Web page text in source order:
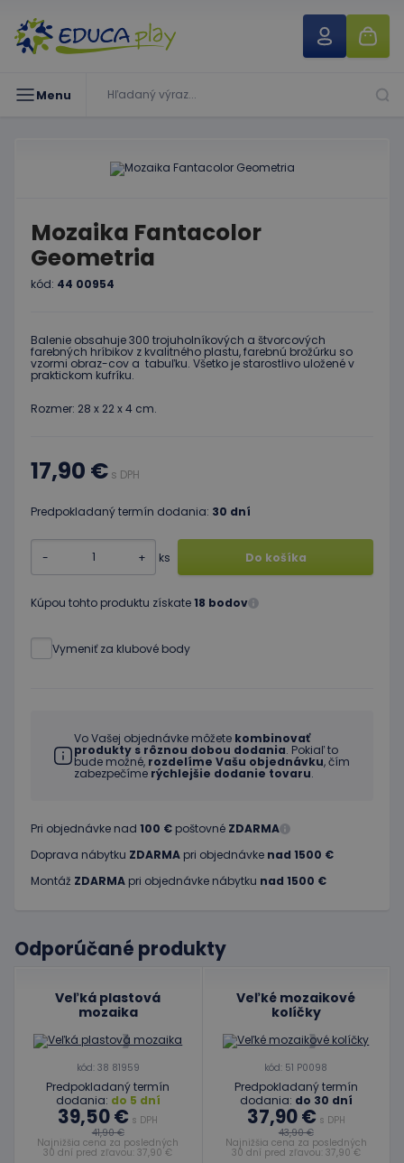
Menu
Mozaika Fantacolor
Geometria
kód: 44 00954
Balenie obsahuje 300 trojuholníkových a štvorcových
farebných hríbikov z kvalitného plastu, farebnú brožúrku so
vzormi obraz-cov a tabuľku. Všetko je starostlivo uložené v
praktickom kufríku.
Rozmer: 28 x 22 x 4 cm.
17,90 € s DPH
Predpokladaný termín dodania: 30 dní
- + ks Do košíka
Kúpou tohto produktu získate18 bodov
Vymeniť za klubové body
Vo Vašej objednávke môžete kombinovať
produkty s rôznou dobou dodania. Pokiaľ to
bude možné, rozdelíme Vašu objednávku, čím
zabezpečíme rýchlejšie dodanie tovaru.
Pri objednávke nad 100 € poštovné ZDARMA
Doprava nábytku ZDARMA pri objednávke nad 1500 €
Montáž ZDARMA pri objednávke nábytku nad 1500 €
Odporúčané produkty
Veľká plastová
mozaika
kód: 38 81959
Predpokladaný termín
dodania: do 5 dní
39,50 € s DPH
41,90 €
Najnižšia cena za posledných
30 dní pred zľavou: 37,90 €
Veľké mozaikové
kolíčky
kód: 51 P0098
Predpokladaný termín
dodania: do 30 dní
37,90 € s DPH
43,90 €
Najnižšia cena za posledných
30 dní pred zľavou: 37,90 €